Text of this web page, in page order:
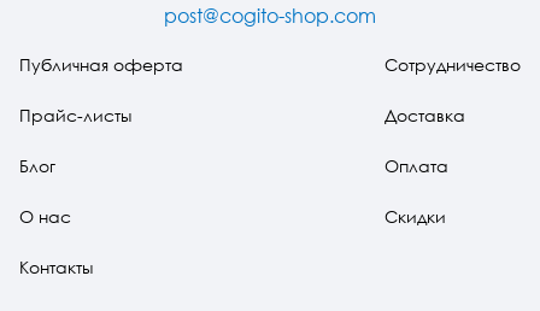
post@cogito-shop.com
Публичная оферта
Прайс-листы
Блог
О нас
Контакты
Сотрудничество
Доставка
Оплата
Скидки